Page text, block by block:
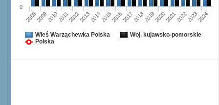
20082009201020112012201320142015201620172018201920202021202220232024
0
Wieś Warząchewka Polska
Woj. kujawsko-pomorskie
Polska